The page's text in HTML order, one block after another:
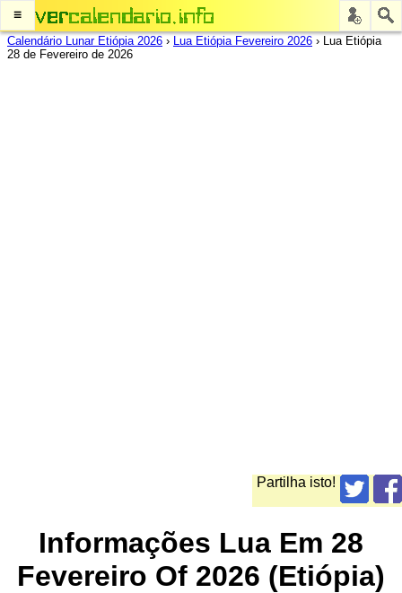
≡
Calendário Lunar Etiópia 2026 › Lua Etiópia Fevereiro 2026 › Lua Etiópia
28 de Fevereiro de 2026
Partilha isto!
Informações Lua Em 28
Fevereiro Of 2026 (Etiópia)